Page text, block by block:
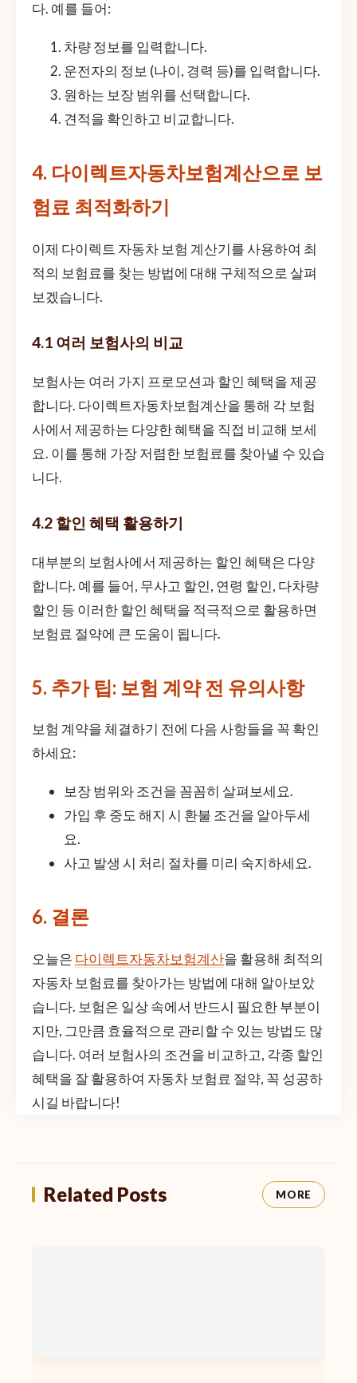
다. 예를 들어:
차량 정보를 입력합니다.
운전자의 정보 (나이, 경력 등)를 입력합니다.
원하는 보장 범위를 선택합니다.
견적을 확인하고 비교합니다.
4. 다이렉트자동차보험계산으로 보
험료 최적화하기
이제 다이렉트 자동차 보험 계산기를 사용하여 최
적의 보험료를 찾는 방법에 대해 구체적으로 살펴
보겠습니다.
4.1 여러 보험사의 비교
보험사는 여러 가지 프로모션과 할인 혜택을 제공
합니다. 다이렉트자동차보험계산을 통해 각 보험
사에서 제공하는 다양한 혜택을 직접 비교해 보세
요. 이를 통해 가장 저렴한 보험료를 찾아낼 수 있습
니다.
4.2 할인 혜택 활용하기
대부분의 보험사에서 제공하는 할인 혜택은 다양
합니다. 예를 들어, 무사고 할인, 연령 할인, 다차량
할인 등 이러한 할인 혜택을 적극적으로 활용하면
보험료 절약에 큰 도움이 됩니다.
5. 추가 팁: 보험 계약 전 유의사항
보험 계약을 체결하기 전에 다음 사항들을 꼭 확인
하세요:
보장 범위와 조건을 꼼꼼히 살펴보세요.
가입 후 중도 해지 시 환불 조건을 알아두세
요.
사고 발생 시 처리 절차를 미리 숙지하세요.
6. 결론
오늘은 다이렉트자동차보험계산을 활용해 최적의
자동차 보험료를 찾아가는 방법에 대해 알아보았
습니다. 보험은 일상 속에서 반드시 필요한 부분이
지만, 그만큼 효율적으로 관리할 수 있는 방법도 많
습니다. 여러 보험사의 조건을 비교하고, 각종 할인
혜택을 잘 활용하여 자동차 보험료 절약, 꼭 성공하
시길 바랍니다!
Related Posts MORE